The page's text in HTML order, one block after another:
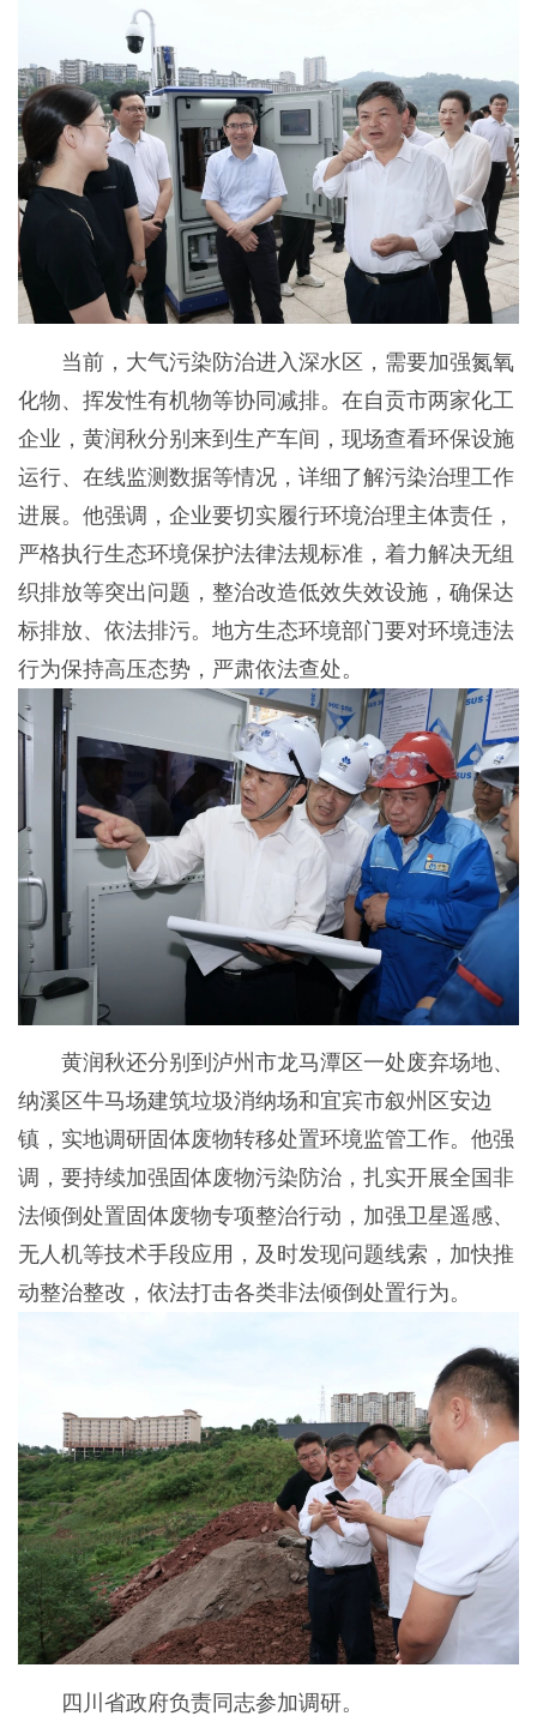
当前，大气污染防治进入深水区，需要加强氮氧
化物、挥发性有机物等协同减排。在自贡市两家化工
企业，黄润秋分别来到生产车间，现场查看环保设施
运行、在线监测数据等情况，详细了解污染治理工作
进展。他强调，企业要切实履行环境治理主体责任，
严格执行生态环境保护法律法规标准，着力解决无组
织排放等突出问题，整治改造低效失效设施，确保达
标排放、依法排污。地方生态环境部门要对环境违法
行为保持高压态势，严肃依法查处。
黄润秋还分别到泸州市龙马潭区一处废弃场地、
纳溪区牛马场建筑垃圾消纳场和宜宾市叙州区安边
镇，实地调研固体废物转移处置环境监管工作。他强
调，要持续加强固体废物污染防治，扎实开展全国非
法倾倒处置固体废物专项整治行动，加强卫星遥感、
无人机等技术手段应用，及时发现问题线索，加快推
动整治整改，依法打击各类非法倾倒处置行为。
四川省政府负责同志参加调研。